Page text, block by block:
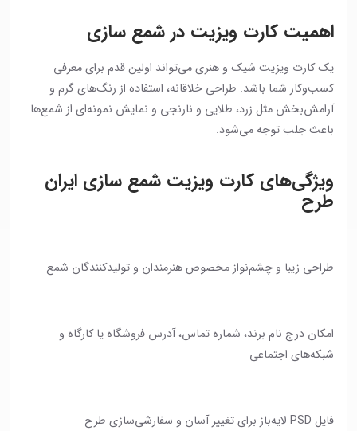
اهمیت کارت ویزیت در شمع سازی
یک کارت ویزیت شیک و هنری می‌تواند اولین قدم برای معرفی
کسب‌وکار شما باشد. طراحی خلاقانه، استفاده از رنگ‌های گرم و
آرامش‌بخش مثل زرد، طلایی و نارنجی و نمایش نمونه‌ای از شمع‌ها
باعث جلب توجه می‌شود.
ویژگی‌های کارت ویزیت شمع سازی ایران
طرح
طراحی زیبا و چشم‌نواز مخصوص هنرمندان و تولیدکنندگان شمع
امکان درج نام برند، شماره تماس، آدرس فروشگاه یا کارگاه و
شبکه‌های اجتماعی
فایل PSD لایه‌باز برای تغییر آسان و سفارشی‌سازی طرح